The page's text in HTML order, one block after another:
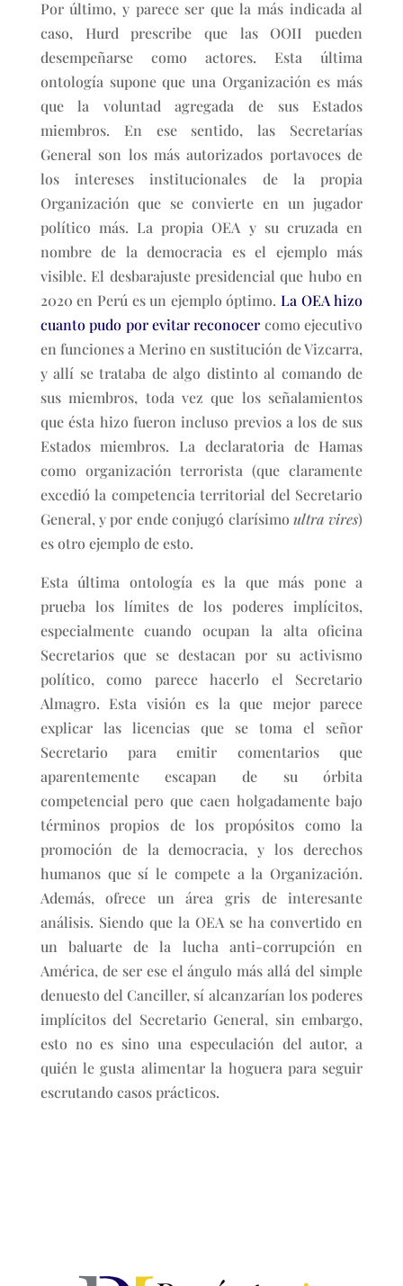
Por último, y parece ser que la más indicada al
caso, Hurd prescribe que las OOII pueden
desempeñarse como actores. Esta última
ontología supone que una Organización es más
que la voluntad agregada de sus Estados
miembros. En ese sentido, las Secretarías
General son los más autorizados portavoces de
los intereses institucionales de la propia
Organización que se convierte en un jugador
político más. La propia OEA y su cruzada en
nombre de la democracia es el ejemplo más
visible. El desbarajuste presidencial que hubo en
2020 en Perú es un ejemplo óptimo. La OEA hizo
cuanto pudo por evitar reconocer como ejecutivo
en funciones a Merino en sustitución de Vizcarra,
y allí se trataba de algo distinto al comando de
sus miembros, toda vez que los señalamientos
que ésta hizo fueron incluso previos a los de sus
Estados miembros. La declaratoria de Hamas
como organización terrorista (que claramente
excedió la competencia territorial del Secretario
General, y por ende conjugó clarísimo ultra vires)
es otro ejemplo de esto.
Esta última ontología es la que más pone a
prueba los límites de los poderes implícitos,
especialmente cuando ocupan la alta oficina
Secretarios que se destacan por su activismo
político, como parece hacerlo el Secretario
Almagro. Esta visión es la que mejor parece
explicar las licencias que se toma el señor
Secretario para emitir comentarios que
aparentemente escapan de su órbita
competencial pero que caen holgadamente bajo
términos propios de los propósitos como la
promoción de la democracia, y los derechos
humanos que sí le compete a la Organización.
Además, ofrece un área gris de interesante
análisis. Siendo que la OEA se ha convertido en
un baluarte de la lucha anti-corrupción en
América, de ser ese el ángulo más allá del simple
denuesto del Canciller, sí alcanzarían los poderes
implícitos del Secretario General, sin embargo,
esto no es sino una especulación del autor, a
quién le gusta alimentar la hoguera para seguir
escrutando casos prácticos.